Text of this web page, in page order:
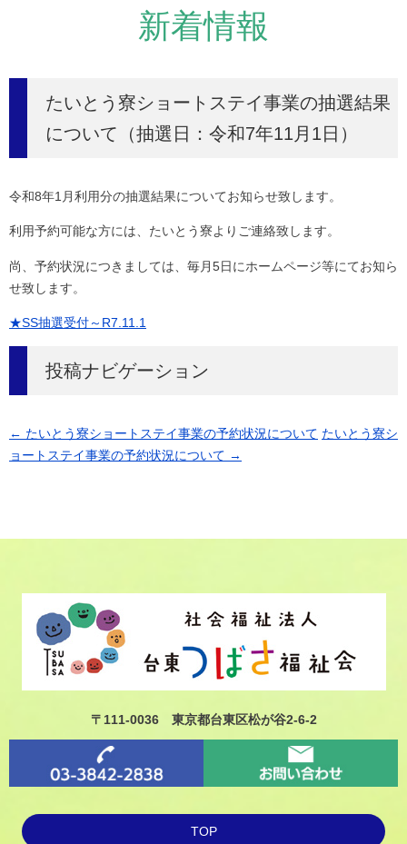
新着情報
たいとう寮ショートステイ事業の抽選結果
について（抽選日：令和7年11月1日）
令和8年1月利用分の抽選結果についてお知らせ致します。
利用予約可能な方には、たいとう寮よりご連絡致します。
尚、予約状況につきましては、毎月5日にホームページ等にてお知ら
せ致します。
★SS抽選受付～R7.11.1
投稿ナビゲーション
← たいとう寮ショートステイ事業の予約状況について たいとう寮シ
ョートステイ事業の予約状況について →
〒111-0036 東京都台東区松が谷2-6-2
TOP